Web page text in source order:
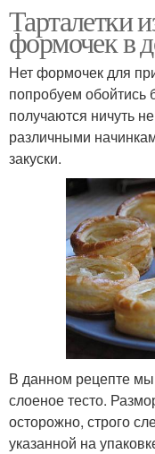
Тарталетки
формочек в
Нет формочек для
попробуем обойтись
получаются ничуть
различными
закуски.
В данном рецепте мы
слоеное тесто.
осторожно, строго
указанной на